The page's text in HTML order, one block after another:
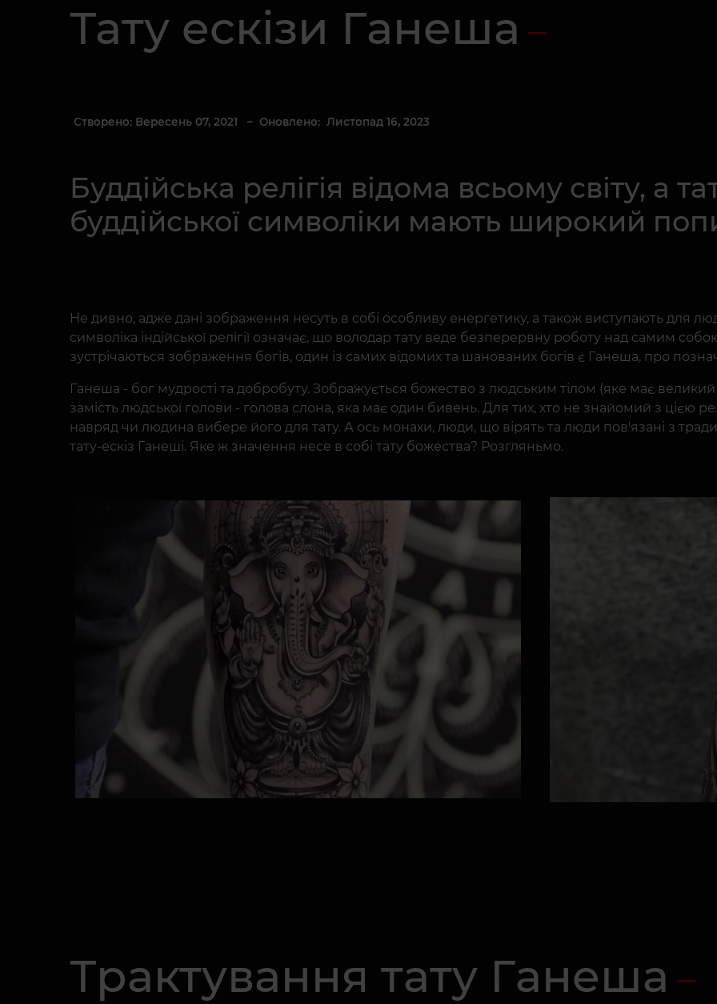
Тату ескізи Ганеша
Створено: Вересень 07, 2021 – Оновлено: Листопад 16, 2023
Буддійська релігія відома всьому світу, а
буддійської символіки мають широкий
Не дивно, адже дані зображення несуть в собі особливу енергетику, а також виступають для
символіка індійської релігії означає, що володар тату веде безперервну роботу над самим
зустрічаються зображення богів, один із самих відомих та шанованих богів є Ганеша, про
Ганеша - бог мудрості та добробуту. Зображується божество з людським тілом (яке має великий
замість людської голови - голова слона, яка має один бивень. Для тих, хто не знайомий з цією
навряд чи людина вибере його для тату. А ось монахи, люди, що вірять та люди пов'язані з
тату-ескіз Ганеші. Яке ж значення несе в собі тату божества? Розгляньмо.
Трактування тату Ганеша